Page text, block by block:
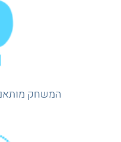
המשחק מותאם